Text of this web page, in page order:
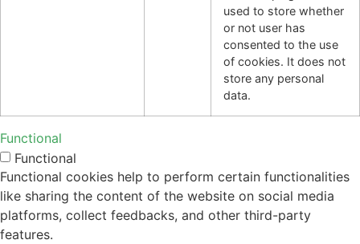
used to store whether
or not user has
consented to the use
of cookies. It does not
store any personal
data.
Functional
Functional
Functional cookies help to perform certain functionalities
like sharing the content of the website on social media
platforms, collect feedbacks, and other third-party
features.